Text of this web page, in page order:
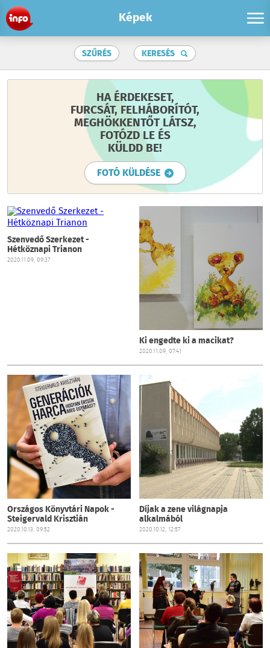
Képek
SZŰRÉS KERESÉS
HA ÉRDEKESET,
FURCSÁT, FELHÁBORÍTÓT,
MEGHÖKKENTŐT LÁTSZ,
FOTÓZD LE ÉS
KÜLDD BE!
FOTÓ KÜLDÉSE
Szenvedő Szerkezet -
Hétköznapi Trianon
2020.11.09, 09:37
Ki engedte ki a macikat?
2020.11.09, 07:41
Országos Könyvtári Napok -
Steigervald Krisztián
2020.10.13, 09:52
Díjak a zene világnapja
alkalmából
2020.10.12, 12:57